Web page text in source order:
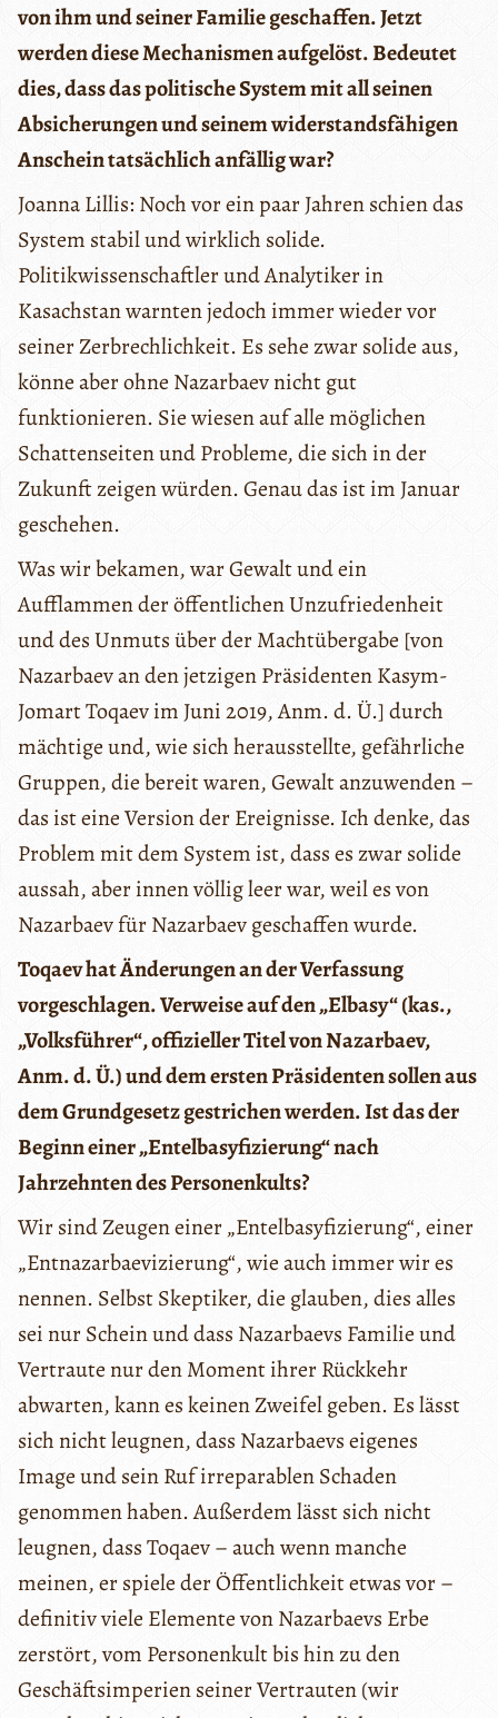
von ihm und seiner Familie geschaffen. Jetzt
werden diese Mechanismen aufgelöst. Bedeutet
dies, dass das politische System mit all seinen
Absicherungen und seinem widerstandsfähigen
Anschein tatsächlich anfällig war?
Joanna Lillis: Noch vor ein paar Jahren schien das
System stabil und wirklich solide.
Politikwissenschaftler und Analytiker in
Kasachstan warnten jedoch immer wieder vor
seiner Zerbrechlichkeit. Es sehe zwar solide aus,
könne aber ohne Nazarbaev nicht gut
funktionieren. Sie wiesen auf alle möglichen
Schattenseiten und Probleme, die sich in der
Zukunft zeigen würden. Genau das ist im Januar
geschehen.
Was wir bekamen, war Gewalt und ein
Aufflammen der öffentlichen Unzufriedenheit
und des Unmuts über der Machtübergabe [von
Nazarbaev an den jetzigen Präsidenten Kasym-
Jomart Toqaev im Juni 2019, Anm. d. Ü.] durch
mächtige und, wie sich herausstellte, gefährliche
Gruppen, die bereit waren, Gewalt anzuwenden –
das ist eine Version der Ereignisse. Ich denke, das
Problem mit dem System ist, dass es zwar solide
aussah, aber innen völlig leer war, weil es von
Nazarbaev für Nazarbaev geschaffen wurde.
Toqaev hat Änderungen an der Verfassung
vorgeschlagen. Verweise auf den „Elbasy“ (kas.,
„Volksführer“, offizieller Titel von Nazarbaev,
Anm. d. Ü.) und dem ersten Präsidenten sollen aus
dem Grundgesetz gestrichen werden. Ist das der
Beginn einer „Entelbasyfizierung“ nach
Jahrzehnten des Personenkults?
Wir sind Zeugen einer „Entelbasyfizierung“, einer
„Entnazarbaevizierung“, wie auch immer wir es
nennen. Selbst Skeptiker, die glauben, dies alles
sei nur Schein und dass Nazarbaevs Familie und
Vertraute nur den Moment ihrer Rückkehr
abwarten, kann es keinen Zweifel geben. Es lässt
sich nicht leugnen, dass Nazarbaevs eigenes
Image und sein Ruf irreparablen Schaden
genommen haben. Außerdem lässt sich nicht
leugnen, dass Toqaev – auch wenn manche
meinen, er spiele der Öffentlichkeit etwas vor –
definitiv viele Elemente von Nazarbaevs Erbe
zerstört, vom Personenkult bis hin zu den
Geschäftsimperien seiner Vertrauten (wir